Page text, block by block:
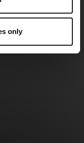
only